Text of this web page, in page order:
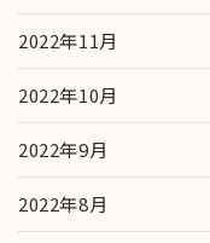
2022年11月
2022年10月
2022年9月
2022年8月